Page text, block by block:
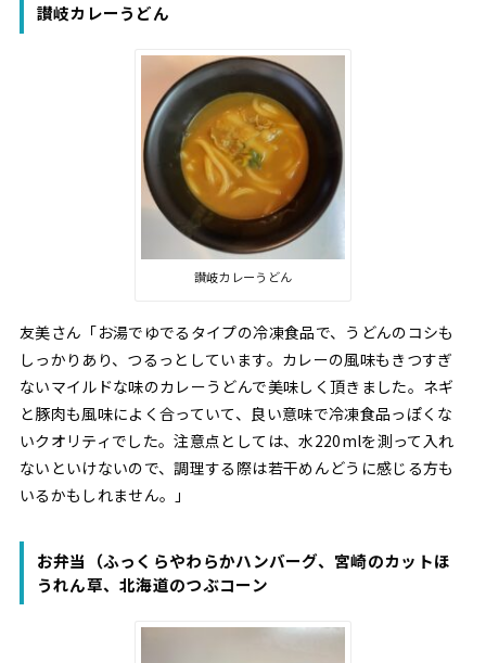
讃岐カレーうどん
讃岐カレーうどん
友美さん「お湯でゆでるタイプの冷凍食品で、うどんのコシも
しっかりあり、つるっとしています。カレーの風味もきつすぎ
ないマイルドな味のカレーうどんで美味しく頂きました。ネギ
と豚肉も風味によく合っていて、良い意味で冷凍食品っぽくな
いクオリティでした。注意点としては、水220mlを測って入れ
ないといけないので、調理する際は若干めんどうに感じる方も
いるかもしれません。」
お弁当（ふっくらやわらかハンバーグ、宮崎のカットほ
うれん草、北海道のつぶコーン